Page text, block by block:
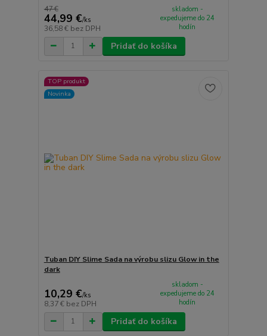
47 €
44,99 €/ks
36,58 € bez DPH
skladom -
expedujeme do 24
hodín
Pridať do košíka
TOP produkt
Novinka
Tuban DIY Slime Sada na výrobu slizu Glow in the
dark
10,29 €/ks
8,37 € bez DPH
skladom -
expedujeme do 24
hodín
Pridať do košíka